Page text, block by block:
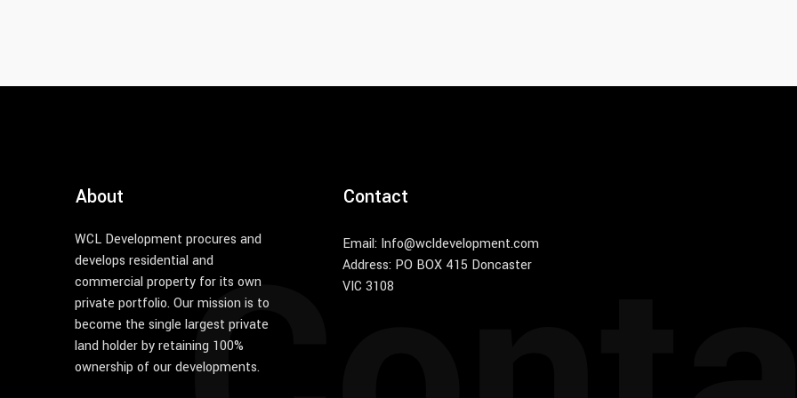
About
WCL Development procures and
develops residential and
commercial property for its own
private portfolio. Our mission is to
become the single largest private
land holder by retaining 100%
ownership of our developments.
Contact
Email: Info@wcldevelopment.com
Address: PO BOX 415 Doncaster
VIC 3108